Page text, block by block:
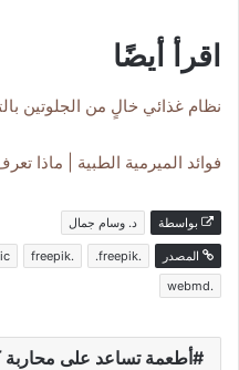
اقرأ أيضًا
نظام غذائي خالٍ من الجلوتين
فوائد الميرمية الطبية | ماذا
بواسطة د. وسام جمال
المصدر .freepik.
.freepik
.webmd
أطعمة تساعد على محاربة